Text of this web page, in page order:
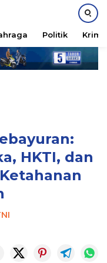
Politik
HKTI, dan